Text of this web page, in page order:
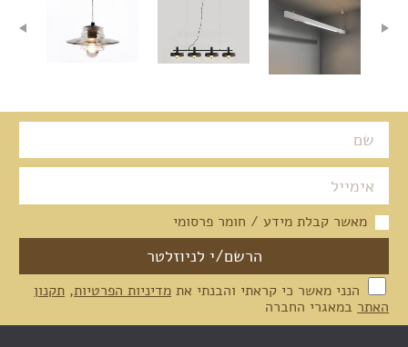
מאשר קבלת מידע / חומר פרסומי
הנני מאשר כי קראתי והבנתי את מדיניות הפרטיות, תקנון
האתר במאגרי החברה